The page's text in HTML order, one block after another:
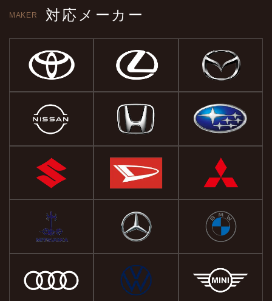
MAKER 対応メーカー